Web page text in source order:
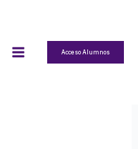
Acceso Alumnos